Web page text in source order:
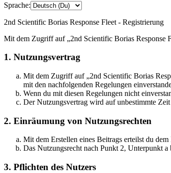
Sprache:
2nd Scientific Borias Response Fleet - Registrierung
Mit dem Zugriff auf „2nd Scientific Borias Response
1. Nutzungsvertrag
Mit dem Zugriff auf „2nd Scientific Borias
mit den nachfolgenden Regelungen
Wenn du mit diesen Regelungen nicht
Der Nutzungsvertrag wird auf unbestimmte
2. Einräumung von Nutzungsrechten
Mit dem Erstellen eines Beitrags erteilst du
Das Nutzungsrecht nach Punkt 2, Unterpunkt
3. Pflichten des Nutzers